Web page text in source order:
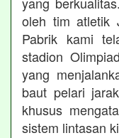
oleh tim atletik
Pabrik kami
stadion
yang
baut pelari
khusus
sistem lintasan